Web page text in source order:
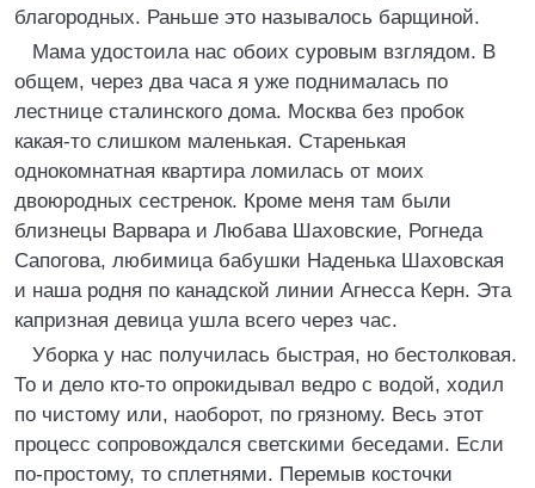
благородных. Раньше это называлось барщиной.
Мама удостоила нас обоих суровым взглядом. В
общем, через два часа я уже поднималась по
лестнице сталинского дома. Москва без пробок
какая-то слишком маленькая. Старенькая
однокомнатная квартира ломилась от моих
двоюродных сестренок. Кроме меня там были
близнецы Варвара и Любава Шаховские, Рогнеда
Сапогова, любимица бабушки Наденька Шаховская
и наша родня по канадской линии Агнесса Керн. Эта
капризная девица ушла всего через час.
Уборка у нас получилась быстрая, но бестолковая.
То и дело кто-то опрокидывал ведро с водой, ходил
по чистому или, наоборот, по грязному. Весь этот
процесс сопровождался светскими беседами. Если
по-простому, то сплетнями. Перемыв косточки